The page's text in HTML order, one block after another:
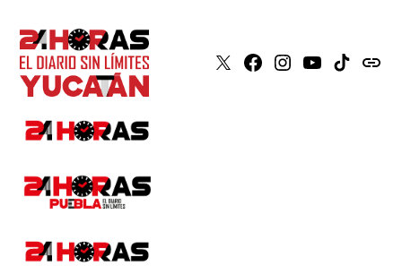
X Faceboook
Instagram
YoutubeTiktokissuu